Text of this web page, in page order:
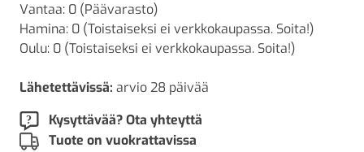
Vantaa: 0 (Päävarasto)
Hamina: 0 (Toistaiseksi ei verkkokaupassa. Soita!)
Oulu: 0 (Toistaiseksi ei verkkokaupassa. Soita!)
Lähetettävissä: arvio 28 päivää
Kysyttävää? Ota yhteyttä
Tuote on vuokrattavissa